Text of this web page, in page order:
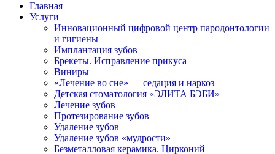
Главная
Услуги
Инновационный цифровой центр пародонтологии
и гигиены
Имплантация зубов
Брекеты. Исправление прикуса
Виниры
«Лечение во сне» — седация и наркоз
Детская стоматология «ЭЛИТА БЭБИ»
Лечение зубов
Протезирование зубов
Удаление зубов
Удаление зубов «мудрости»
Безметалловая керамика. Цирконий